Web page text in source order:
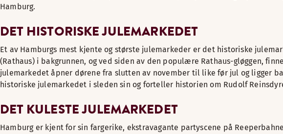
Hamburg.
DET HISTORISKE JULEMARKEDET
Et av Hamburgs mest kjente og største julemarkeder er det historiske
(Rathaus) i bakgrunnen, og ved siden av den populære Rathaus-gløggen,
julemarkedet åpner dørene fra slutten av november til like før jul og ligger
historiske julemarkedet i sleden sin og forteller historien om Rudolf
DET KULESTE JULEMARKEDET
Hamburg er kjent for sin fargerike, ekstravagante partyscene på